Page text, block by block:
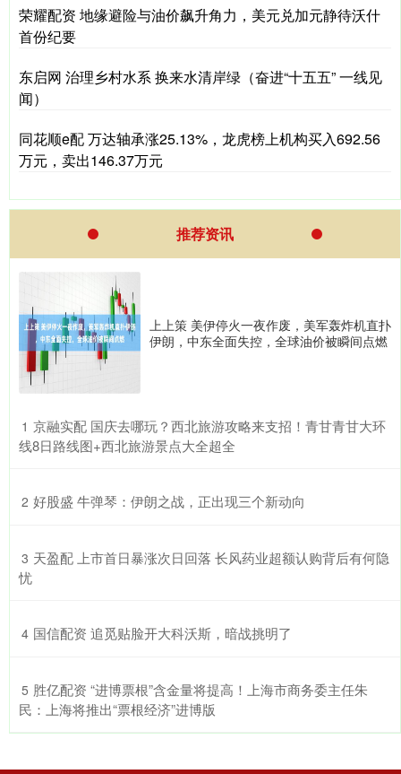
荣耀配资 地缘避险与油价飙升角力，美元兑加元静待沃什
首份纪要
东启网 治理乡村水系 换来水清岸绿（奋进“十五五” 一线见
闻）
同花顺e配 万达轴承涨25.13%，龙虎榜上机构买入692.56
万元，卖出146.37万元
推荐资讯
上上策 美伊停火一夜作废，美军轰炸机直扑
伊朗，中东全面失控，全球油价被瞬间点燃
1 ​京融实配 国庆去哪玩？西北旅游攻略来支招！青甘青甘大环
线8日路线图+西北旅游景点大全超全
2 ​好股盛 牛弹琴：伊朗之战，正出现三个新动向
3 ​天盈配 上市首日暴涨次日回落 长风药业超额认购背后有何隐
忧
4 ​国信配资 追觅贴脸开大科沃斯，暗战挑明了
5 ​胜亿配资 “进博票根”含金量将提高！上海市商务委主任朱
民：上海将推出“票根经济”进博版